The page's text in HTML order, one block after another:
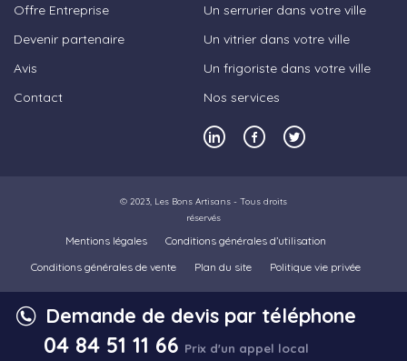
Offre Entreprise
Devenir partenaire
Avis
Contact
Un serrurier dans votre ville
Un vitrier dans votre ville
Un frigoriste dans votre ville
Nos services
© 2023, Les Bons Artisans - Tous droits
réservés
Mentions légales
Conditions générales d’utilisation
Conditions générales de vente
Plan du site Politique vie privée
Demande de devis par téléphone
04 84 51 11 66 Prix d'un appel local